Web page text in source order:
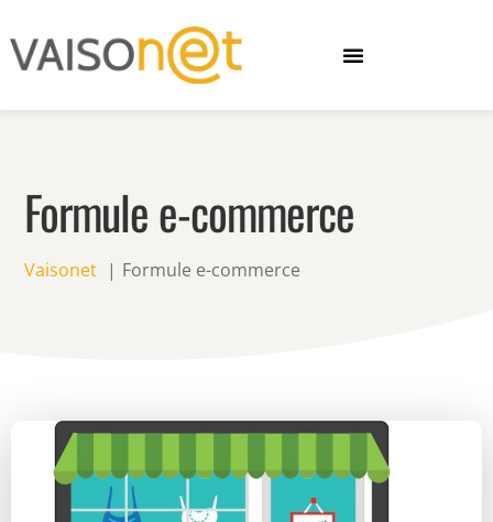
Formule e-commerce
Vaisonet Formule e-commerce